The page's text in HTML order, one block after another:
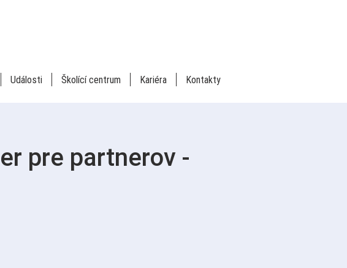
Události Školící centrum Kariéra Kontakty
pre partnerov -